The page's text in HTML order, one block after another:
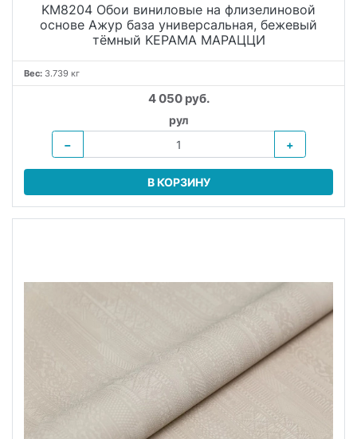
KM8204 Обои виниловые на флизелиновой
основе Ажур база универсальная, бежевый
тёмный KЕРАМА МАРАЦЦИ
Вес: 3.739 кг
4 050 руб.
рул
−
+
В КОРЗИНУ